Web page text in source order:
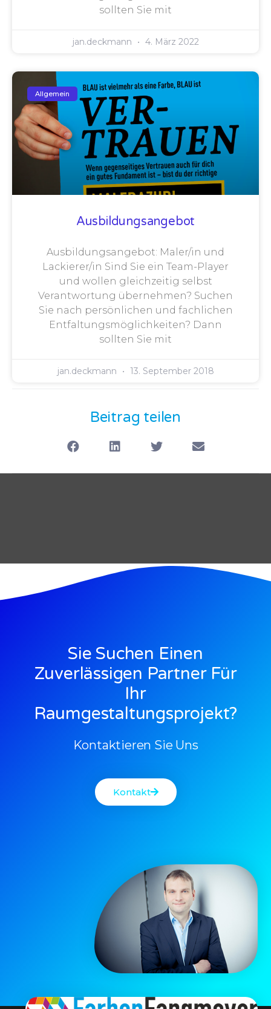
sollten Sie mit
jan.deckmann 4. März 2022
Allgemein
Ausbildungsangebot
Ausbildungsangebot: Maler/in und
Lackierer/in Sind Sie ein Team-Player
und wollen gleichzeitig selbst
Verantwortung übernehmen? Suchen
Sie nach persönlichen und fachlichen
Entfaltungsmöglichkeiten? Dann
sollten Sie mit
jan.deckmann 13. September 2018
Beitrag teilen
Sie Suchen Einen
Zuverlässigen Partner Für
Ihr
Raumgestaltungsprojekt?
Kontaktieren Sie Uns
Kontakt